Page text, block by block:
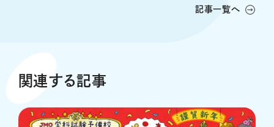
記事一覧へ
関連する記事